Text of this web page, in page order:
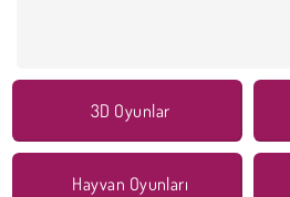
3D Oyunlar
Hayvan Oyunları